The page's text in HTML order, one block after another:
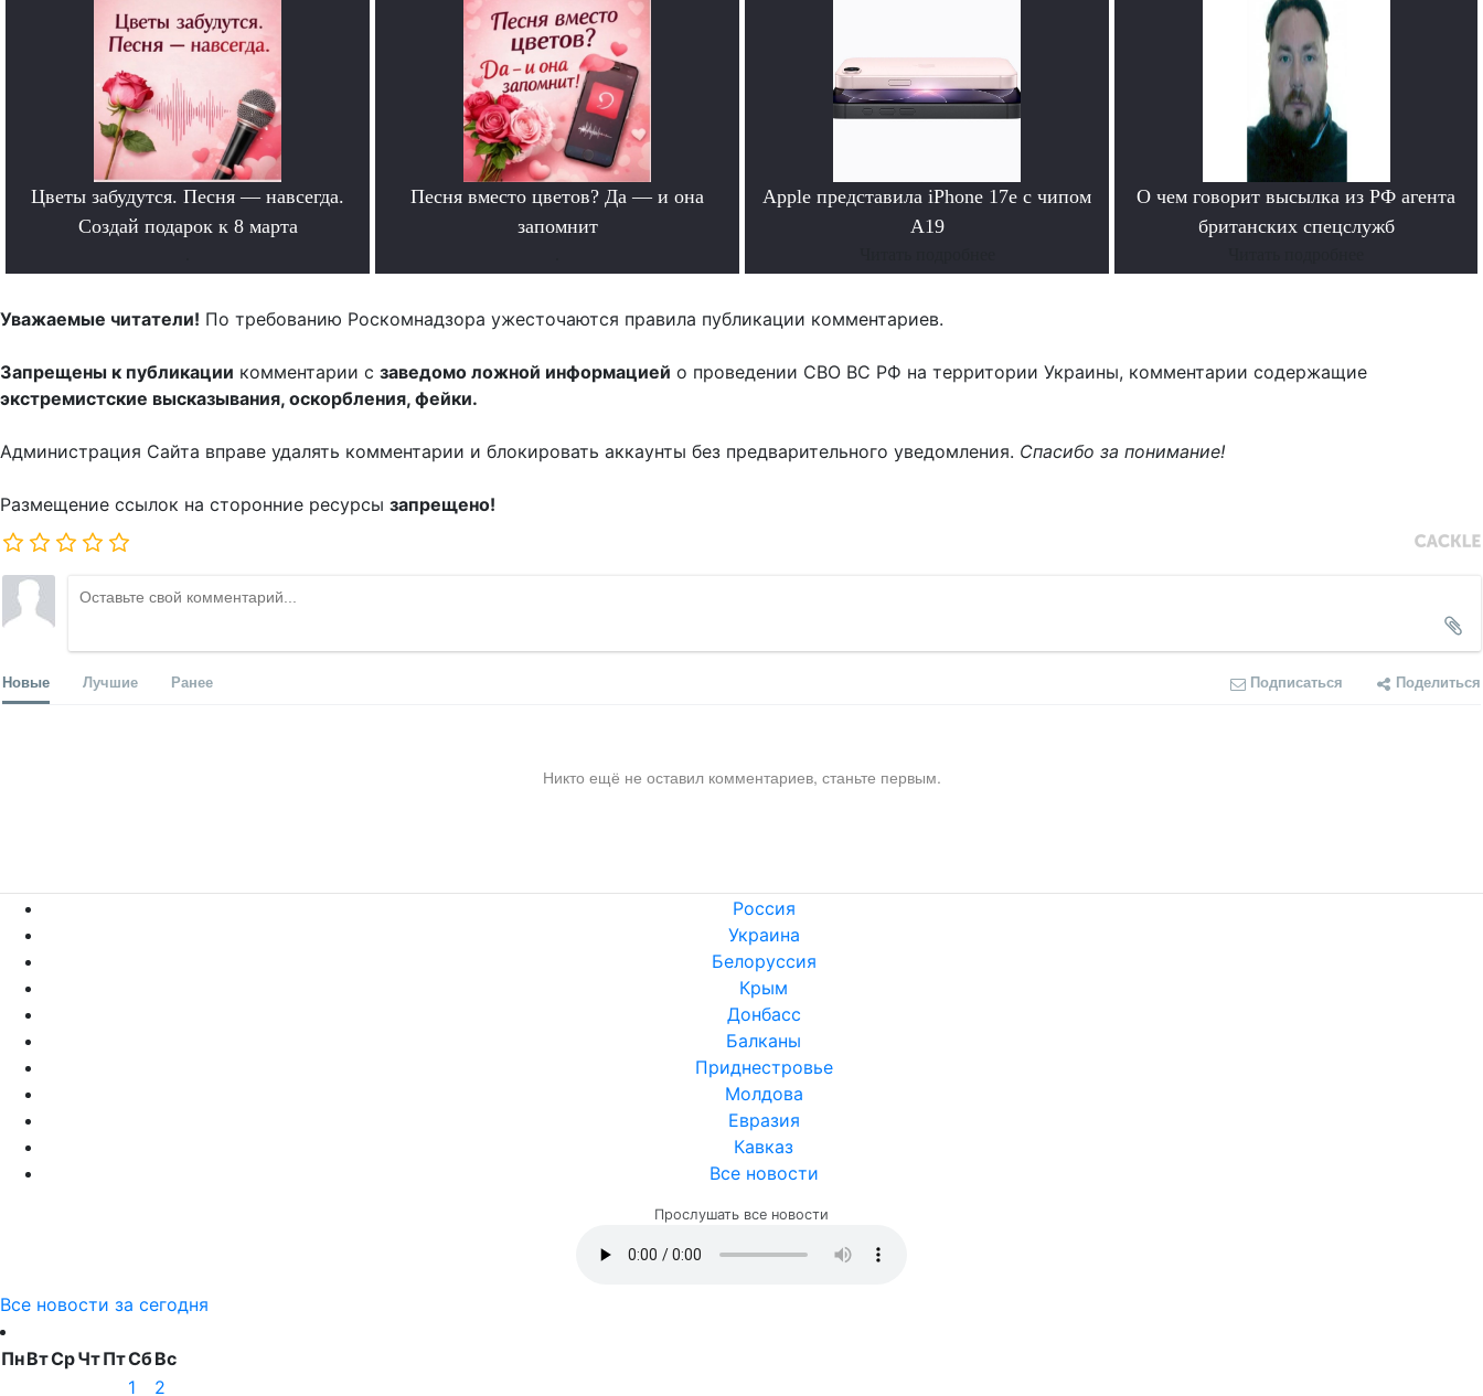
Цветы забудутся. Песня — навсегда.
Создай подарок к 8 марта
Песня вместо цветов? Да — и она
запомнит
Apple представила iPhone 17e с чипом
A19
О чем говорит высылка из РФ агента
британских спецслужб
Уважаемые читатели! По требованию Роскомнадзора ужесточаются правила публикации комментариев.
Запрещены к публикации комментарии с заведомо ложной информацией о проведении СВО ВС РФ на территории Украины, комментарии содержащие
экстремистские высказывания, оскорбления, фейки.
Администрация Сайта вправе удалять комментарии и блокировать аккаунты без предварительного уведомления. Спасибо за понимание!
Размещение ссылок на сторонние ресурсы запрещено!
Новые Лучшие Ранее Подписаться Поделиться
Никто ещё не оставил комментариев, станьте первым.
Россия
Украина
Белоруссия
Крым
Донбасс
Балканы
Приднестровье
Молдова
Евразия
Кавказ
Все новости
Прослушать все новости
Все новости за сегодня
ПнВтСрЧтПтСбВс
1
2